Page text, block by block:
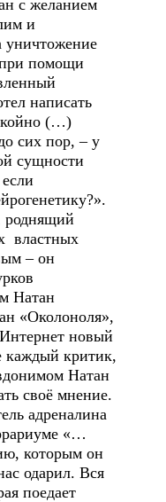
с желанием
и
уничтожение
помощи
написать
(…)
сих пор, – у
сущности
властных
– он
Натан
«Околоноля»,
новый
критик,
Натан
своё мнение.
адреналина
«…
которым он
одарил. Вся
поедает